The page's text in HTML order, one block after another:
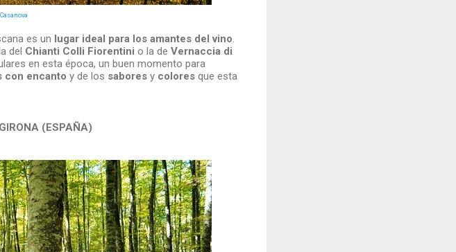
es un lugar ideal para los amantes del vino.
del Chianti Colli Fiorentini o la de Vernaccia di
en esta época, un buen momento para
con encanto y de los saboresy coloresque esta
(ESPAÑA)